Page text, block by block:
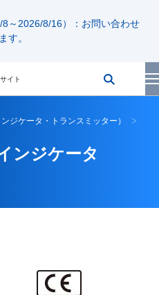
～2026/8/16）：お問い合わせ
す。
イト
ジケータ・トランスミッター）
ンジケータ